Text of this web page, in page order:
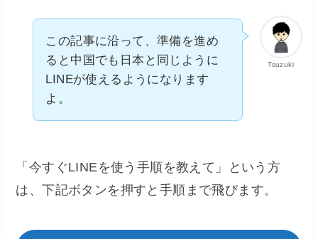
Tsuzuki
この記事に沿って、準備を進め
ると中国でも日本と同じように
LINEが使えるようになります
よ。
「今すぐLINEを使う手順を教えて」という方
は、下記ボタンを押すと手順まで飛びます。